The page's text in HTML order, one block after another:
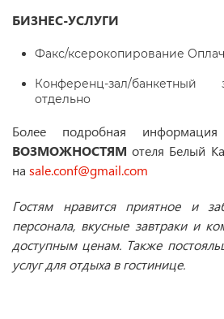
БИЗНЕС-УСЛУГИ
Факс/ксерокопирование
Конференц-зал/банкетный
отдельно
Более подробная
ВОЗМОЖНОСТЯМотеля Белый
на sale.conf@gmail.com
Гостям нравится приятное и
персонала, вкусные завтраки и
доступным ценам. Также
услуг для отдыха в гостинице.